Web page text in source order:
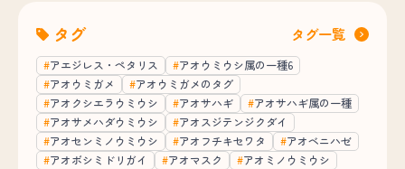
タグ タグ一覧
アエジレス・ペタリス
アオウミウシ属の一種6
アオウミガメ
アオウミガメのタグ
アオクシエラウミウシ
アオサハギ
アオサハギ属の一種
アオサメハダウミウシ
アオスジテンジクダイ
アオセンミノウミウシ
アオフチキセワタ
アオベニハゼ
アオボシミドリガイ
アオマスク
アオミノウミウシ